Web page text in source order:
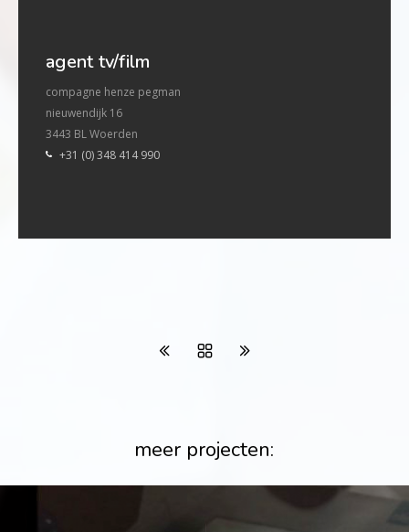
agent tv/film
compagne henze pegman
nieuwendijk 16
3443 BL Woerden
+31 (0) 348 414 990
meer projecten: